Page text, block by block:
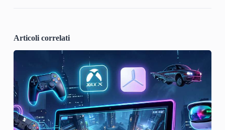
Articoli correlati